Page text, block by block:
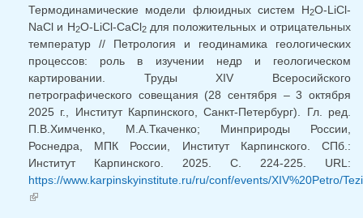
Термодинамические модели флюидных систем H2O-LiCl-
NaCl и H2O-LiCl-CaCl2для положительных и отрицательных
температур // Петрология и геодинамика геологических
процессов: роль в изучении недр и геологическом
картировании. Труды XIV Всеросийского
петрографического совещания (28 сентября – 3 октября
2025 г., Институт Карпинского, Санкт-Петербург). Гл. ред.
П.В.Химченко, М.А.Ткаченко; Минприроды России,
Роснедра, МПК России, Институт Карпинского. СПб.:
Институт Карпинского. 2025. С. 224-225. URL:
https://www.karpinskyinstitute.ru/ru/conf/events/XIV%20Petro/
(внешняя ссылка)